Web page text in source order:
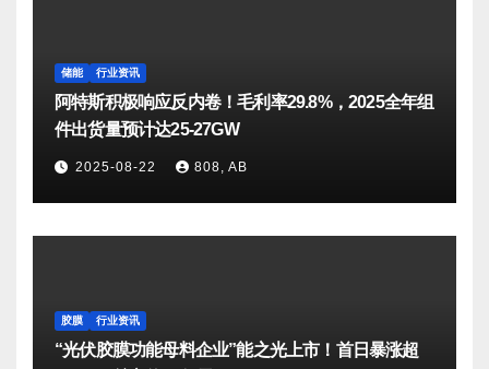
储能 行业资讯
阿特斯积极响应反内卷！毛利率29.8%，2025全年组
件出货量预计达25-27GW
2025-08-22 808, AB
胶膜 行业资讯
“光伏胶膜功能母料企业”能之光上市！首日暴涨超